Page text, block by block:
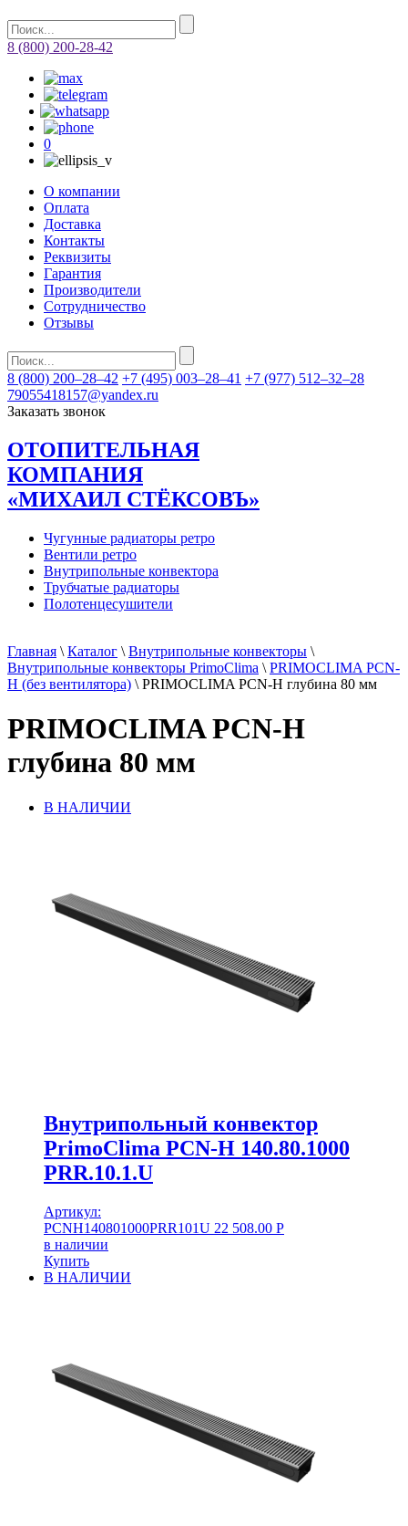
8 (800) 200-28-42
0
О компании
Оплата
Доставка
Контакты
Реквизиты
Гарантия
Производители
Сотрудничество
Отзывы
8 (800) 200–28–42 +7 (495) 003–28–41 +7 (977) 512–32–28
79055418157@yandex.ru
Заказать звонок
ОТОПИТЕЛЬНАЯ
КОМПАНИЯ
«МИХАИЛ СТЁКСОВЪ»
Чугунные радиаторы ретро
Вентили ретро
Внутрипольные конвектора
Трубчатые радиаторы
Полотенцесушители
Главная \ Каталог \ Внутрипольные конвекторы \
Внутрипольные конвекторы PrimoClima \ PRIMOCLIMA PCN-
H (без вентилятора) \ PRIMOCLIMA PCN-H глубина 80 мм
PRIMOCLIMA PCN-H
глубина 80 мм
В НАЛИЧИИ
Внутрипольный конвектор
PrimoClima PCN-H 140.80.1000
PRR.10.1.U
Артикул:
PCNH140801000PRR101U 22 508.00 Р
в наличии
Купить
В НАЛИЧИИ